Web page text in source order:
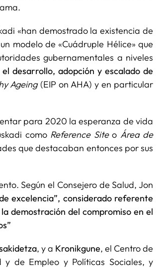
«han demostrado la existencia de
modelo de «Cuádruple Hélice» que
gubernamentales a niveles
desarrollo, adopción y escalado de
Ageing(EIP on AHA) y en particular
para 2020 la esperanza de vida
como Reference Siteo Área de
que destacaban entonces por sus
Según el Consejero de Salud, Jon
excelencia”, considerado referente
demostración del compromiso en el
, y a Kronikgune, el Centro de
de Empleo y Políticas Sociales, y